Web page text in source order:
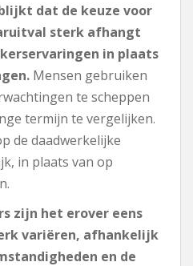
dat de keuze voor
sterk afhangt
in plaats
Mensen gebruiken
te scheppen
termijn te vergelijken.
de daadwerkelijke
in plaats van op
zijn het erover eens
variëren, afhankelijk
en de